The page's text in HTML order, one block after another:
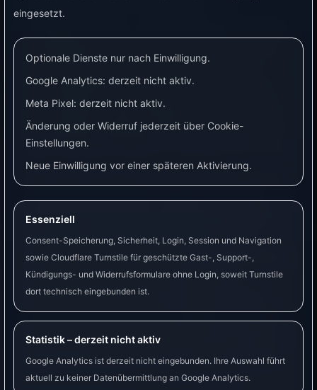
eingesetzt.
Optionale Dienste nur nach Einwilligung.
Google Analytics: derzeit nicht aktiv.
Meta Pixel: derzeit nicht aktiv.
Änderung oder Widerruf jederzeit über Cookie-
Einstellungen.
Neue Einwilligung vor einer späteren Aktivierung.
Essenziell
Consent-Speicherung, Sicherheit, Login, Session und Navigation
sowie Cloudflare Turnstile für geschützte Gast-, Support-,
Kündigungs- und Widerrufsformulare ohne Login, soweit Turnstile
dort technisch eingebunden ist.
Statistik – derzeit nicht aktiv
Google Analytics ist derzeit nicht eingebunden. Ihre Auswahl führt
aktuell zu keiner Datenübermittlung an Google Analytics.
BitShake, Hichi und vergleichbaren IR-
in der konkreten Ausführung, Firmware oder
Vorkonfiguration, im Lieferumfang, Preis und in
der Anschluss- oder Integrationsart. Solange nur
ein optischer Lesekopf außen am Zähler genutzt
wird, sind keine Arbeiten im Zählerschrank nötig.
Schnittstelle oder keine nutzbaren Livewerte
bereitstellt, frage deinen Messstellenbetreiber
nach einer modernen Messeinrichtung oder
einem intelligenten Messsystem. Seit 2025 kann
ein vorzeitiger Einbau eines intelligenten
Messsystems grundsätzlich verlangt werden,
sofern der Einbau technisch möglich ist. Kosten,
Fristen und verfügbare Funktionen hängen vom
Messstellenbetreiber und vom Zählermodell ab.